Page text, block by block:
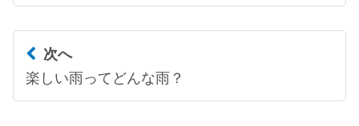
次へ
楽しい雨ってどんな雨？